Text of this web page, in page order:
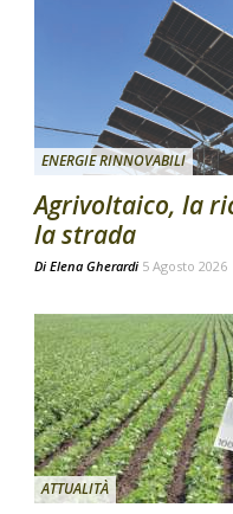
ENERGIE RINNOVABILI
Agrivoltaico, la
la strada
Di Elena Gherardi 5 Agosto 2026
ATTUALITÀ